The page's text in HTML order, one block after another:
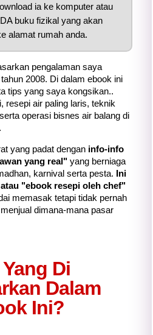
ia ke komputer atau
buku fizikal yang akan
alamat rumah anda.
pengalaman saya
2008. Di dalam ebook ini
tips yang saya kongsikan..
resepi air paling laris, teknik
operasi bisnes air balang di
yang padat dengan info-info
yang real" yang berniaga
karnival serta pesta. Ini
"ebook resepi oleh chef"
memasak tetapi tidak pernah
dimana-mana pasar
Di
Dalam
Ini?